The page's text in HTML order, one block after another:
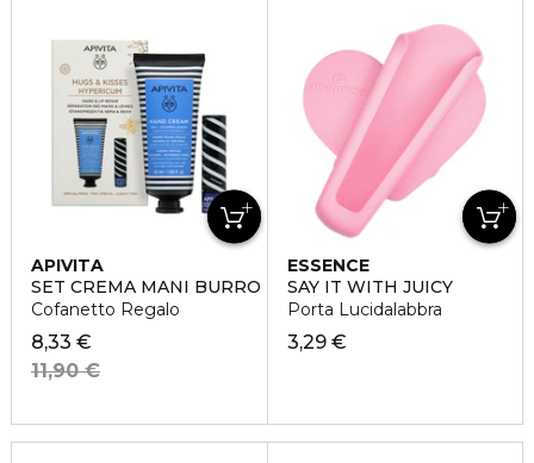
APIVITA
SET CREMA MANI BURRO DI CACAO
Cofanetto Regalo
8,33 €
11,90 €
ESSENCE
SAY IT WITH JUICY
Porta Lucidalabbra
3,29 €